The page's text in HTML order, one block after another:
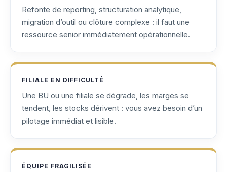
Refonte de reporting, structuration analytique,
migration d’outil ou clôture complexe : il faut une
ressource senior immédiatement opérationnelle.
FILIALE EN DIFFICULTÉ
Une BU ou une filiale se dégrade, les marges se
tendent, les stocks dérivent : vous avez besoin d’un
pilotage immédiat et lisible.
ÉQUIPE FRAGILISÉE